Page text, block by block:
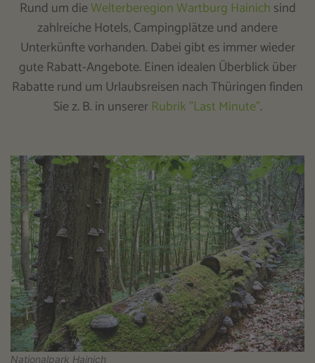
Rund um dieWelterberegion Wartburg Hainich sind
zahlreiche Hotels, Campingplätze und andere
Unterkünfte vorhanden. Dabei gibt es immer wieder
gute Rabatt-Angebote. Einen idealen Überblick über
Rabatte rund um Urlaubsreisen nach Thüringen finden
Sie z. B. in unserer Rubrik "Last Minute".
Nationalpark Hainich